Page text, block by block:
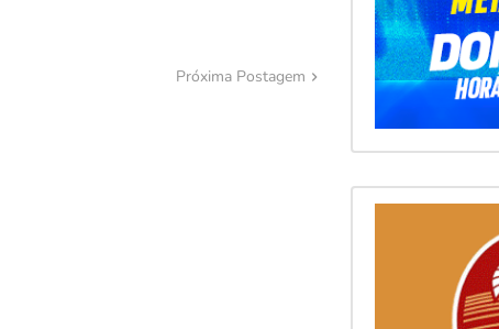
Próxima Postagem